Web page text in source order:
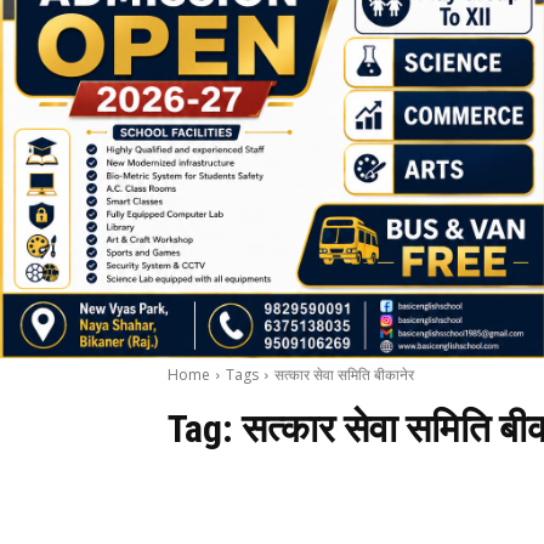
Home Tags सत्कार सेवा समिति बीकानेर
Tag:सत्कार सेवा समिति